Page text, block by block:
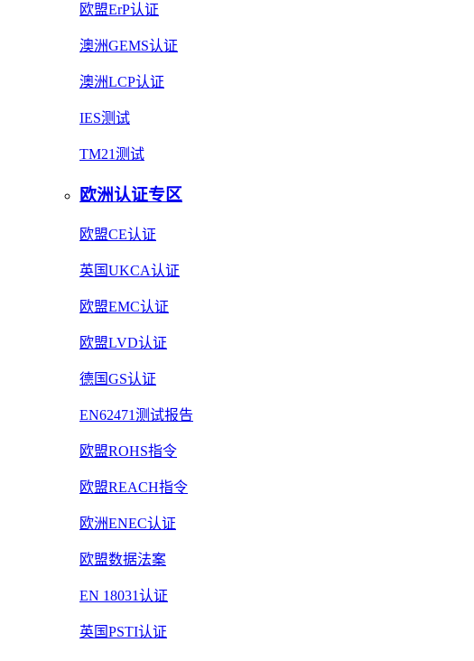
欧盟ErP认证
澳洲GEMS认证
澳洲LCP认证
IES测试
TM21测试
欧洲认证专区
欧盟CE认证
英国UKCA认证
欧盟EMC认证
欧盟LVD认证
德国GS认证
EN62471测试报告
欧盟ROHS指令
欧盟REACH指令
欧洲ENEC认证
欧盟数据法案
EN 18031认证
英国PSTI认证